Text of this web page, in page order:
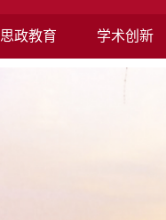
思政教育 学术创新